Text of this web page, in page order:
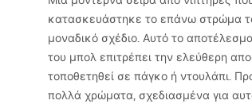
κατασκευάστηκε το επάνω στρώμα
μοναδικό σχέδιο. Αυτό το
του μπολ επιτρέπει την ελεύθερη
τοποθετηθεί σε πάγκο ή ντουλάπι.
πολλά χρώματα, σχεδιασμένα για